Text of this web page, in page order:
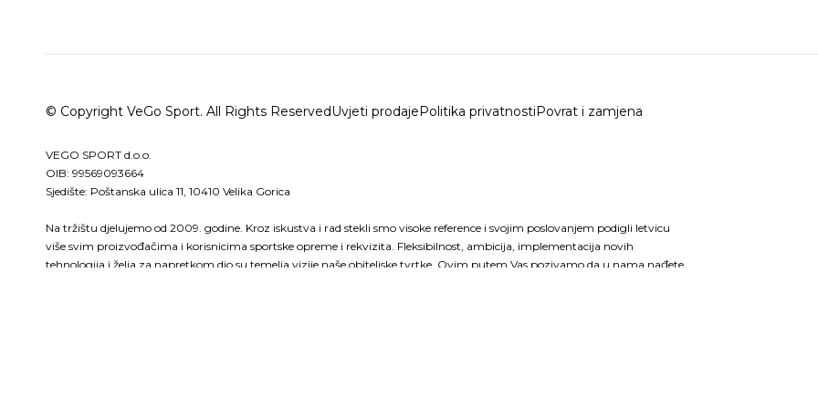
© Copyright VeGo Sport. All Rights ReservedUvjeti prodajePolitika privatnostiPovrat i zamjena
VEGO SPORT d.o.o.
OIB: 99569093664
Sjedište: Poštanska ulica 11, 10410 Velika Gorica
Na tržištu djelujemo od 2009. godine. Kroz iskustva i rad stekli smo visoke reference i svojim poslovanjem podigli letvicu
više svim proizvođačima i korisnicima sportske opreme i rekvizita. Fleksibilnost, ambicija, implementacija novih
tehnologija i želja za napretkom dio su temelja vizije naše obiteljske tvrtke. Ovim putem Vas pozivamo da u nama nađete